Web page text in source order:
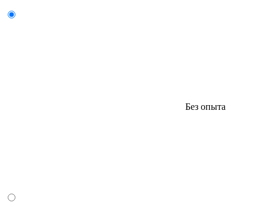
Без опыта